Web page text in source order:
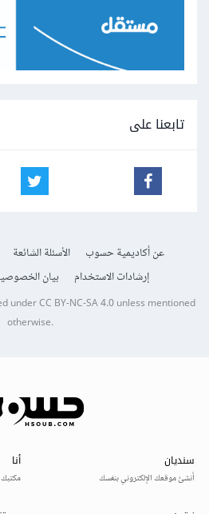
تابعنا على
عن أكاديمية حسوب الأسئلة الشائعة
إرشادات الاستخدام
بيان
underCC BY-NC-SA 4.0unless mentioned
otherwise.